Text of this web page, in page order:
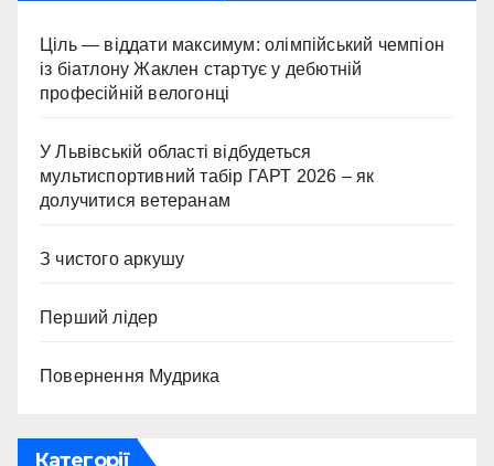
Ціль — віддати максимум: олімпійський чемпіон
із біатлону Жаклен стартує у дебютній
професійній велогонці
У Львівській області відбудеться
мультиспортивний табір ГАРТ 2026 – як
долучитися ветеранам
З чистого аркушу
Перший лідер
Повернення Мудрика
Категорії